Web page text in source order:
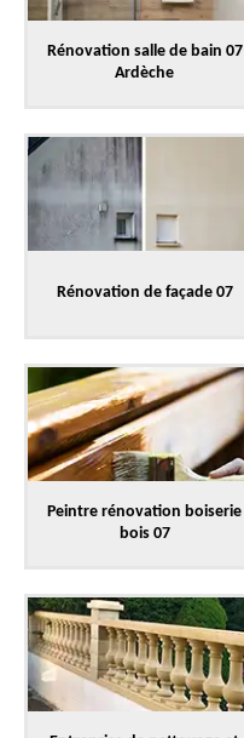
Rénovation salle de bain 07
Ardèche
Rénovation de façade 07
Peintre rénovation boiserie
bois 07